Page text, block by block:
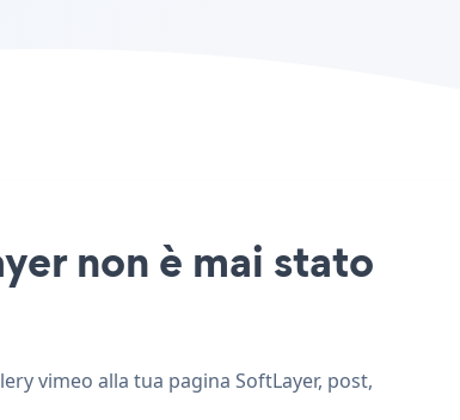
non è mai stato
vimeo alla tua pagina SoftLayer, post,